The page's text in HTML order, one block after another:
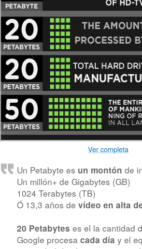
Ver completa
Un Petabyte es un montón de
Un millón+ de Gigabytes (GB)
1024 Terabytes (TB)
Ó 13,3 años de vídeo en alta
20 Petabytes es el la cantidad
Google procesa cada día y el